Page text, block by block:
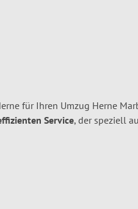
für Ihren Umzug Herne
Service, der speziell